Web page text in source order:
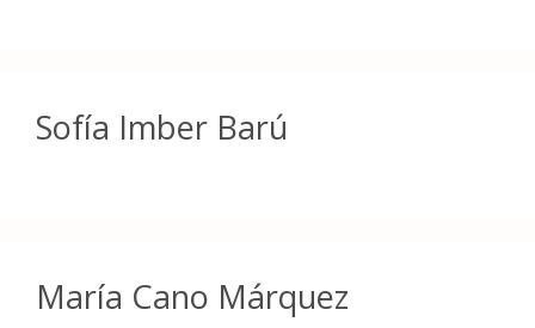
Sofía Imber Barú
María Cano Márquez